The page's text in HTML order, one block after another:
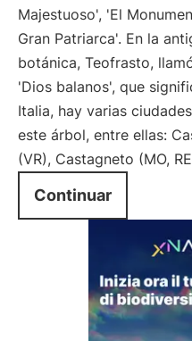
Majestuoso', 'El
Gran Patriarca'. En la
botánica, Teofrasto,
'Dios balanos', que
Italia, hay varias
este árbol, entre ellas:
(VR), Castagneto (MO,
Continuar